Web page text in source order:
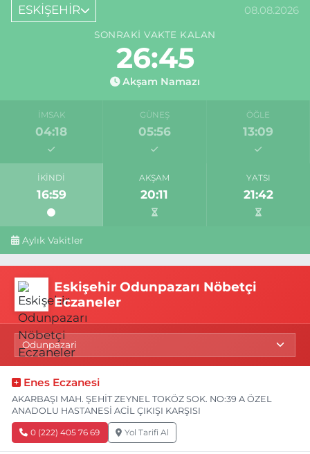
ESKİŞEHİR 08.08.2026
SONRAKI VAKTE KALAN
26:44
Akşam Namazı
İMSAK
04:18
GÜNEŞ
05:56
ÖĞLE
13:09
İKINDI
16:59
AKŞAM
20:11
YATSI
21:42
Aylık Vakitler
Eskişehir Odunpazarı Nöbetçi
Eczaneler
Enes Eczanesi
AKARBAŞI MAH. ŞEHİT ZEYNEL TOKÖZ SOK. NO:39 A ÖZEL
ANADOLU HASTANESİ ACİL ÇIKIŞI KARŞISI
0 (222) 405 76 69 Yol Tarifi Al